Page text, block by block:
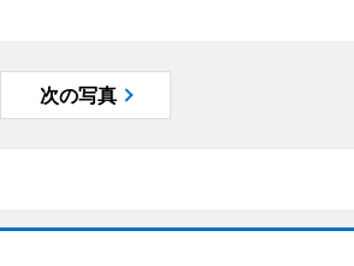
次の写真